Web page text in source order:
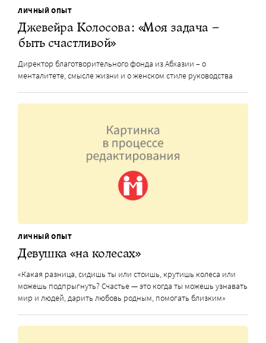
ЛИЧНЫЙ ОПЫТ
Джевейра Колосова: «Моя задача –
быть счастливой»
Директор благотворительного фонда из Абхазии – о
менталитете, смысле жизни и о женском стиле руководства
ЛИЧНЫЙ ОПЫТ
Девушка «на колесах»
«Какая разница, сидишь ты или стоишь, крутишь колеса или
можешь подпрыгнуть? Счастье — это когда ты можешь узнавать
мир и людей, дарить любовь родным, помогать близким»